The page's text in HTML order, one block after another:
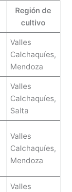
Región de
cultivo
Valles
Calchaquíes,
Mendoza
Valles
Calchaquíes,
Salta
Valles
Calchaquíes,
Mendoza
Valles